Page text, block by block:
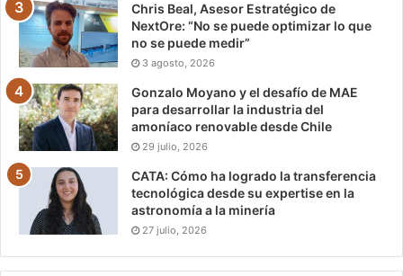
Chris Beal, Asesor Estratégico de
NextOre: “No se puede optimizar lo que
no se puede medir”
3 agosto, 2026
Gonzalo Moyano y el desafío de MAE
para desarrollar la industria del
amoníaco renovable desde Chile
29 julio, 2026
CATA: Cómo ha logrado la transferencia
tecnológica desde su expertise en la
astronomía a la minería
27 julio, 2026